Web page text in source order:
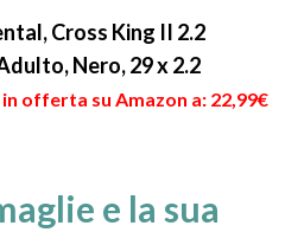
Cross King II 2.2
Nero, 29 x 2.2
in offerta su Amazon a: 22,99€
e la sua